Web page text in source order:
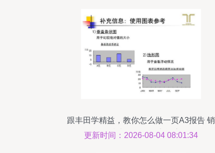
跟丰田学精益，教你怎么做一页A3报告 销
售及技术咨询服务实战应用
更新时间：2026-08-04 08:01:34